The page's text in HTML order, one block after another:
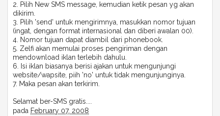
2. Pilih New SMS message, kemudian ketik pesan yg akan
dikirim.
3. Pilih 'send' untuk mengirimnya, masukkan nomor tujuan
(ingat, dengan format internasional dan diberi awalan 00).
4. Nomor tujuan dapat diambil dari phonebook.
5. Zelfi akan memulai proses pengiriman dengan
mendownload iklan terlebih dahulu.
6. Isi iklan biasanya berisi ajakan untuk mengunjungi
website/wapsite, piih 'no' untuk tidak mengunjunginya.
7. Maka pesan akan terkirim.
Selamat ber-SMS gratis....
pada February 07, 2008